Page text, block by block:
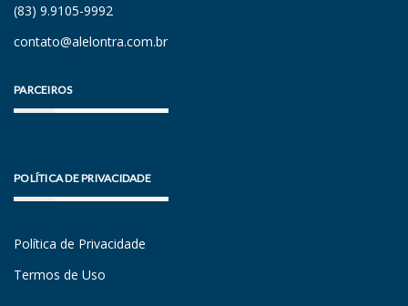
(83) 9.9105-9992
contato@alelontra.com.br
PARCEIROS
POLÍTICA DE PRIVACIDADE
Política de Privacidade
Termos de Uso